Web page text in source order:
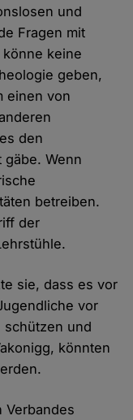
und
Fragen mit
keine
geben,
einen von
den
Wenn
betreiben.
der
sie, dass es vor
vor
schützen und
könnten
Verbandes